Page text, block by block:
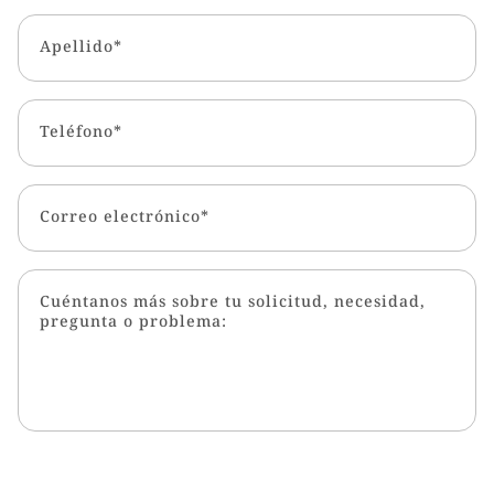
Apellido*
Teléfono*
Correo electrónico*
Cuéntanos más sobre tu solicitud, necesidad,
pregunta o problema: